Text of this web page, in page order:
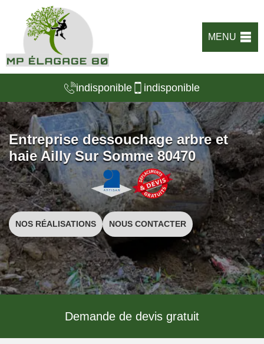
MENU
indisponible indisponible
Entreprise dessouchage arbre et
haie Ailly Sur Somme 80470
NOS RÉALISATIONS NOUS CONTACTER
Demande de devis gratuit